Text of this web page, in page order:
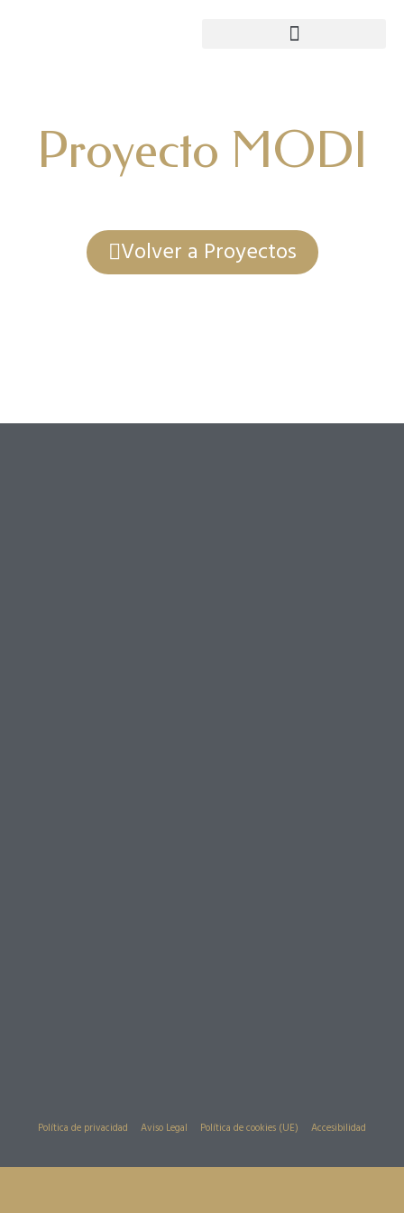
Proyecto MODI
Volver a Proyectos
Política de privacidad Aviso Legal Política de cookies (UE) Accesibilidad